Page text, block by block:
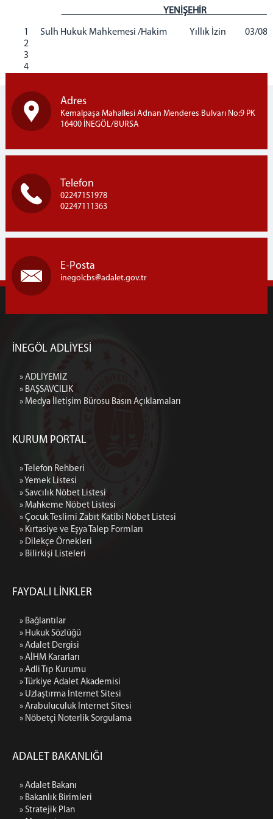
MÜLHAKATLAR
YENİŞEHİR ADLİYESİ
YENİŞEHİR KADIN KAPALI CEZA İNFAZ KURUMU
İZNİK ADLİYESİ
1 Sulh Hukuk Mahkemesi /Hakim Yıllık İzin
03/08/
2
3
4
Adres
Kemalpaşa Mahallesi Adnan Menderes Bulvarı No:9 PK
16400 İNEGÖL/BURSA
Telefon
02247151978
02247111363
E-Posta
inegolcbs adalet.gov.tr
İNEGÖL ADLİYESİ
» ADLİYEMİZ
» BAŞSAVCILIK
» Medya İletişim Bürosu Basın Açıklamaları
KURUM PORTAL
» Telefon Rehberi
» Yemek Listesi
» Savcılık Nöbet Listesi
» Mahkeme Nöbet Listesi
» Çocuk Teslimi Zabıt Katibi Nöbet Listesi
» Kırtasiye ve Eşya Talep Formları
» Dilekçe Örnekleri
» Bilirkişi Listeleri
FAYDALI LİNKLER
» Bağlantılar
» Hukuk Sözlüğü
» Adalet Dergisi
» AİHM Kararları
» Adli Tıp Kurumu
» Türkiye Adalet Akademisi
» Uzlaştırma İnternet Sitesi
» Arabuluculuk İnternet Sitesi
» Nöbetçi Noterlik Sorgulama
ADALET BAKANLIĞI
» Adalet Bakanı
» Bakanlık Birimleri
» Stratejik Plan